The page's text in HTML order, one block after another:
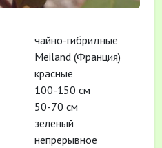
чайно-гибридные
Meiland (Франция)
красные
100-150 см
50-70 см
зеленый
непрерывное